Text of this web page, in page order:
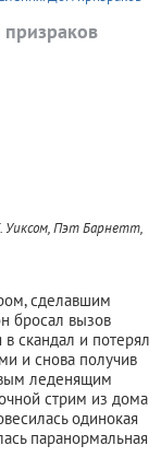
Уиксом, Пэт Барнетт,
сделавшим
бросал вызов
скандал и потерял
и снова получив
леденящим
стрим из дома
одинокая
паранормальная